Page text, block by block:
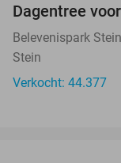
Dagentree
Belevenispark
Stein
Verkocht: 44.377